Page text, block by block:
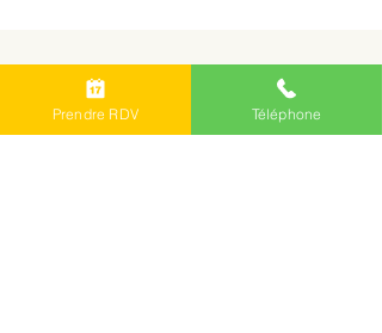
Prendre RDV Téléphone